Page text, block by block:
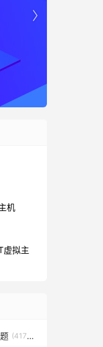

机
虚拟主
(41702)